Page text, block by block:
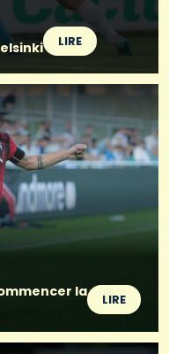
LIRE
la
LIRE